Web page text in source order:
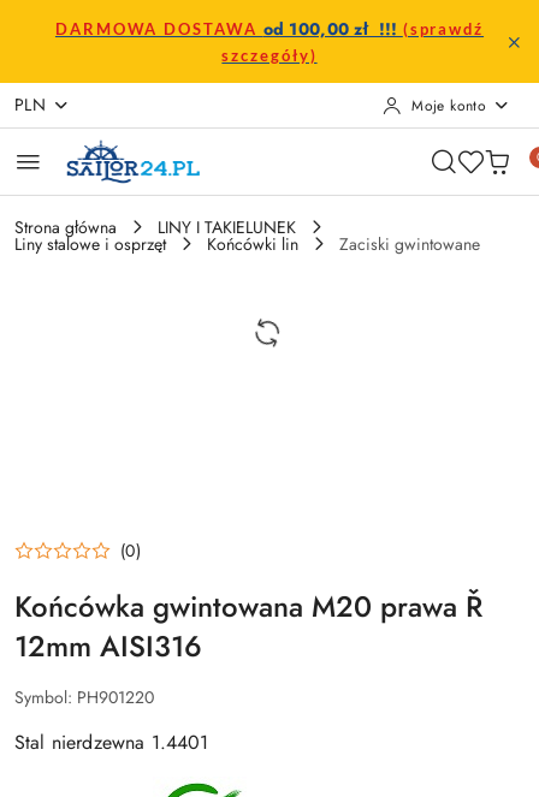
Przejdź do treści głównej
Przejdź do wyszukiwarki
Przejdź do moje konto
Przejdź do menu głównego
Przejdź do opisu produktu
Przejdź do stopki
DARMOWA DOSTAWA od 100,00 zł !!! (sprawdź
szczegóły)
PLN Moje konto
Strona główna LINY I TAKIELUNEK
Liny stalowe i osprzęt Końcówki lin Zaciski gwintowane
(0)
Końcówka gwintowana M20 prawa Ř
12mm AISI316
Symbol: PH901220
Stal nierdzewna 1.4401